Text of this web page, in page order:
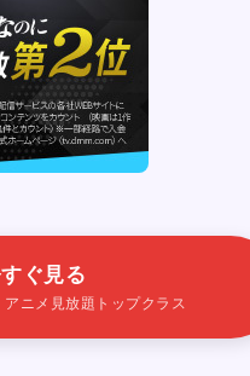
ぐ見る
ニメ見放題トップクラス